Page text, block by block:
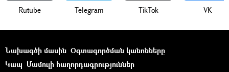
Rutube Telegram ТikТоk VK
Նախագծի մասին Օգտագործման կանոնները
Կապ Մամուլի հաղորդագրություններ